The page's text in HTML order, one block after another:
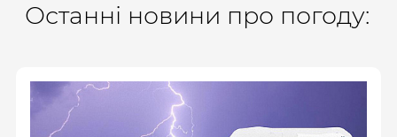
Останні новини про погоду: